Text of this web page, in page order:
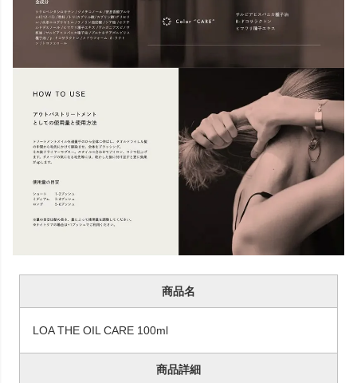
商品名
LOA THE OIL CARE 100ml
商品詳細